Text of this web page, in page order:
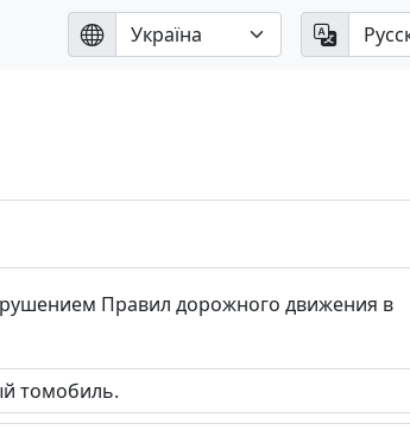
Правил дорожного движения в
томобиль.